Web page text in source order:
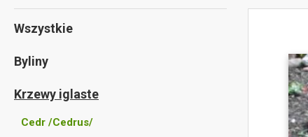
Wszystkie
Byliny
Krzewy iglaste
Cedr /Cedrus/